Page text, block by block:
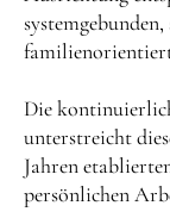
Die
unterstreicht
Jahren
persönlichen